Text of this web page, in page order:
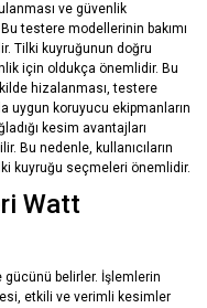
ve güvenlik
testere modellerinin bakımı
Tilki kuyruğunun doğru
için oldukça önemlidir. Bu
hizalanması, testere
uygun koruyucu ekipmanların
kesim avantajları
Bu nedenle, kullanıcıların
kuyruğu seçmeleri önemlidir.
Watt
belirler. İşlemlerin
etkili ve verimli kesimler